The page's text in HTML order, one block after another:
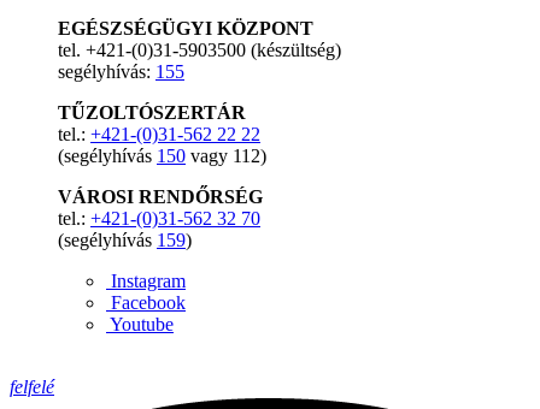
EGÉSZSÉGÜGYI KÖZPONT
tel. +421-(0)31-5903500 (készültség)
segélyhívás: 155
TŰZOLTÓSZERTÁR
tel.: +421-(0)31-562 22 22
(segélyhívás 150 vagy 112)
VÁROSI RENDŐRSÉG
tel.: +421-(0)31-562 32 70
(segélyhívás 159)
Instagram
Facebook
Youtube
felfelé